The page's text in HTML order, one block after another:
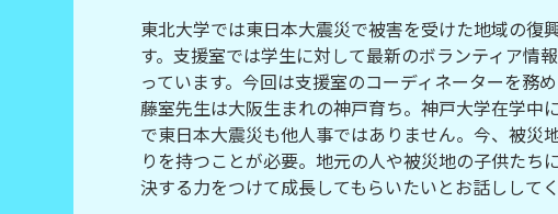
東北大学では東日本大震災で被害を受けた地域の復
す。支援室では学生に対して最新のボランティア情
っています。今回は支援室のコーディネーターを務
藤室先生は大阪生まれの神戸育ち。神戸大学在学中
で東日本大震災も他人事ではありません。今、被災
りを持つことが必要。地元の人や被災地の子供た
決する力をつけて成長してもらいたいとお話ししてく